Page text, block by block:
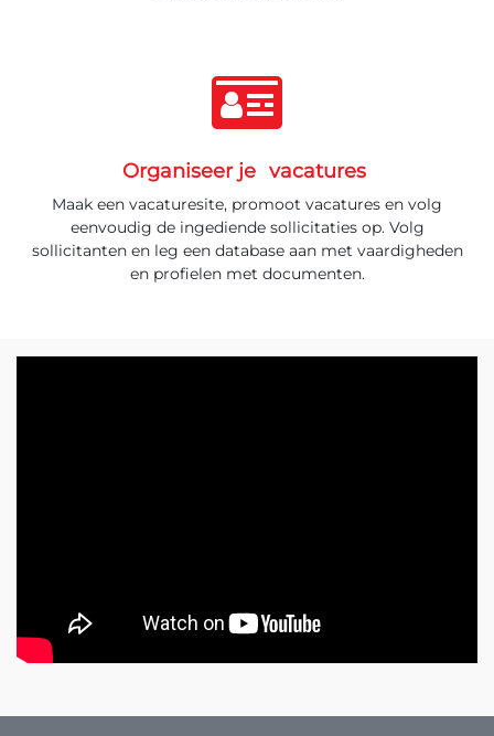
Organiseer je vacatures
Maak een vacaturesite, promoot vacatures en volg
eenvoudig de ingediende sollicitaties op. Volg
sollicitanten en leg een database aan met vaardigheden
en profielen met documenten.